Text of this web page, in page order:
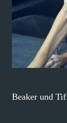
Beaker und